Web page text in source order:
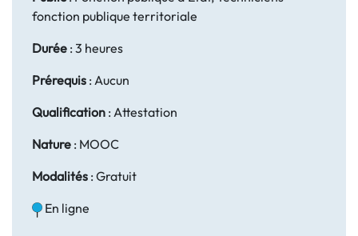
fonction publique territoriale
Durée : 3 heures
Prérequis : Aucun
Qualification : Attestation
Nature : MOOC
Modalités : Gratuit
En ligne